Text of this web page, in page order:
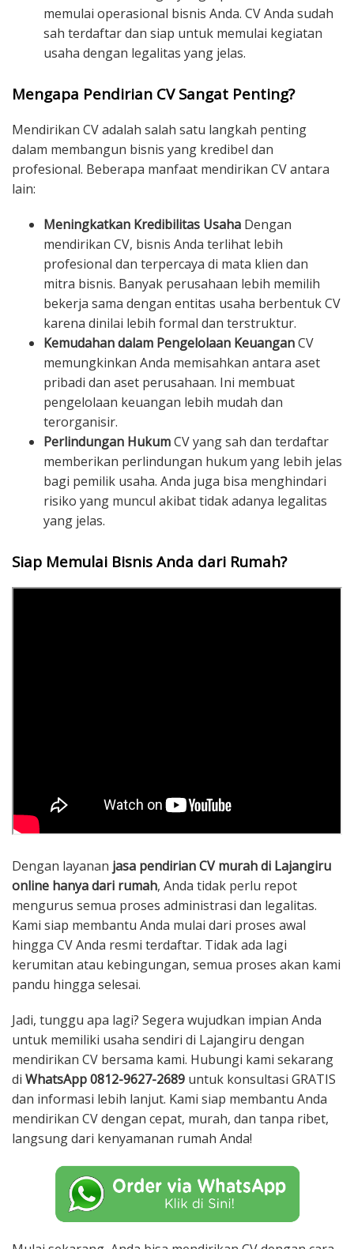
memulai operasional bisnis Anda. CV Anda sudah
sah terdaftar dan siap untuk memulai kegiatan
usaha dengan legalitas yang jelas.
Mengapa Pendirian CV Sangat Penting?
Mendirikan CV adalah salah satu langkah penting
dalam membangun bisnis yang kredibel dan
profesional. Beberapa manfaat mendirikan CV antara
lain:
Meningkatkan Kredibilitas Usaha Dengan
mendirikan CV, bisnis Anda terlihat lebih
profesional dan terpercaya di mata klien dan
mitra bisnis. Banyak perusahaan lebih memilih
bekerja sama dengan entitas usaha berbentuk CV
karena dinilai lebih formal dan terstruktur.
Kemudahan dalam Pengelolaan KeuanganCV
memungkinkan Anda memisahkan antara aset
pribadi dan aset perusahaan. Ini membuat
pengelolaan keuangan lebih mudah dan
terorganisir.
Perlindungan HukumCV yang sah dan terdaftar
memberikan perlindungan hukum yang lebih jelas
bagi pemilik usaha. Anda juga bisa menghindari
risiko yang muncul akibat tidak adanya legalitas
yang jelas.
Siap Memulai Bisnis Anda dari Rumah?
Dengan layanan jasa pendirian CV murah di Lajangiru
online hanya dari rumah, Anda tidak perlu repot
mengurus semua proses administrasi dan legalitas.
Kami siap membantu Anda mulai dari proses awal
hingga CV Anda resmi terdaftar. Tidak ada lagi
kerumitan atau kebingungan, semua proses akan kami
pandu hingga selesai.
Jadi, tunggu apa lagi? Segera wujudkan impian Anda
untuk memiliki usaha sendiri di Lajangiru dengan
mendirikan CV bersama kami. Hubungi kami sekarang
di WhatsApp 0812-9627-2689 untuk konsultasi GRATIS
dan informasi lebih lanjut. Kami siap membantu Anda
mendirikan CV dengan cepat, murah, dan tanpa ribet,
langsung dari kenyamanan rumah Anda!